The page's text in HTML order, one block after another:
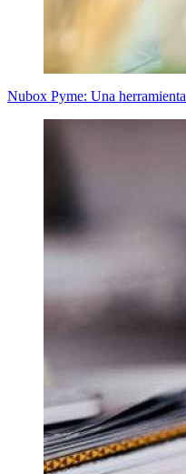
Nubox Pyme: Una